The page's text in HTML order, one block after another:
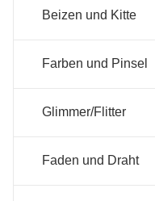
Beizen und Kitte
Farben und Pinsel
Glimmer/Flitter
Faden und Draht